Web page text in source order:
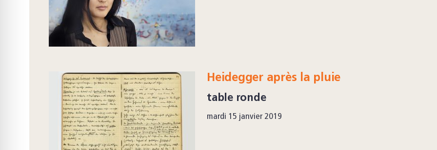
Heidegger après la pluie
table ronde
mardi 15 janvier 2019